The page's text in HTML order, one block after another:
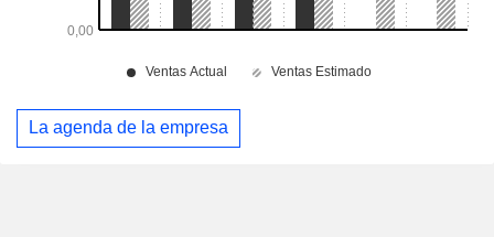
La agenda de la empresa